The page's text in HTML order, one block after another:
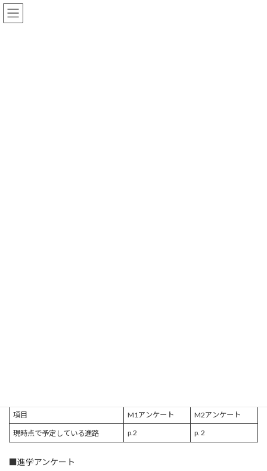
Skip
to
the
Skip
to
the
項目 M1アンケート M2アンケート
現時点で予定している進路 p.2 p. 2
■進学アンケート